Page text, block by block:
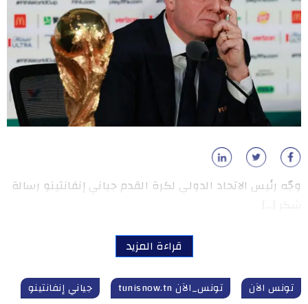
وجّه رئيس الاتحاد الدولي لكرة القدم جياني إنفانتينو رسالة
قراءة المزيد
تونس الآن تونس_الآن tunisnow.tn جياني إنفانتينو